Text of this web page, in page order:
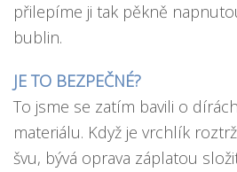
přilepíme ji tak pěkně
bublin.
JE TO BEZPEČNÉ?
To jsme se zatím bavili o
materiálu. Když je vrchlík
švu, bývá oprava záplatou